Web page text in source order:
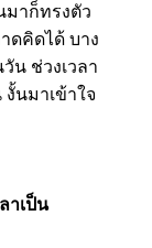
าก็ทรงตัว
ดคิดได้ บาง
น ช่วงเวลา
นมาเข้าใจ
าเป็น